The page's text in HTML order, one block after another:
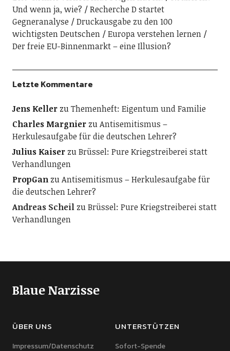
Und wenn ja, wie?
Recherche D startet
Gegneranalyse
Druckausgabe zu den 100
wichtigsten Deutschen
Europa verstehen lernen
Der freie EU-Binnenmarkt – eine Illusion?
Letzte Kommentare
Jens KellerzuThemenheft: Eigentum und Familie
Charles MargnierzuAntisemitismus –
Herkulesaufgabe für die deutschen Lehrer?
Julius KaiserzuBrüssel: Pure Kriegstreiberei statt
Verhandlungen
PropGanzuAntisemitismus – Herkulesaufgabe für
die deutschen Lehrer?
Andreas ScheilzuBrüssel: Pure Kriegstreiberei statt
Verhandlungen
Blaue Narzisse
ÜBER UNS
Impressum/Datenschutz
UNTERSTÜTZEN
Sofort-Spende